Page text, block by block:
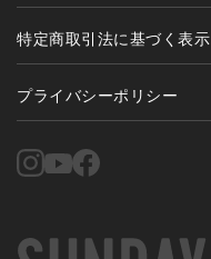
特定商取引法に基づく表示
プライバシーポリシー